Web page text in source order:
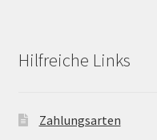
Hilfreiche Links
Zahlungsarten